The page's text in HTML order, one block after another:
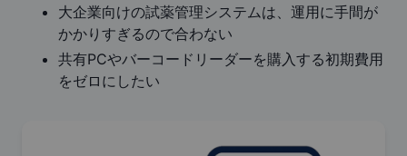
大企業向けの試薬管理システムは、運用に手間が
かかりすぎるので合わない
共有PCやバーコードリーダーを購入する初期費用
をゼロにしたい